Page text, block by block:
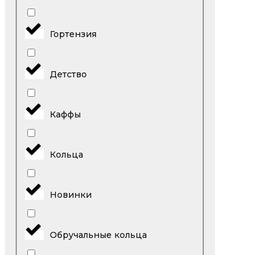
Гортензия
Детство
Каффы
Кольца
Новинки
Обручальные кольца